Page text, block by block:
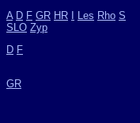
A D F GR HR Les Rho S
SLO Zyp
D F
GR